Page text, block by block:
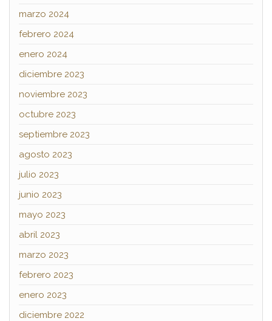
marzo 2024
febrero 2024
enero 2024
diciembre 2023
noviembre 2023
octubre 2023
septiembre 2023
agosto 2023
julio 2023
junio 2023
mayo 2023
abril 2023
marzo 2023
febrero 2023
enero 2023
diciembre 2022